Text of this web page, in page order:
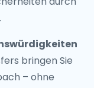
bringen Sie
– ohne